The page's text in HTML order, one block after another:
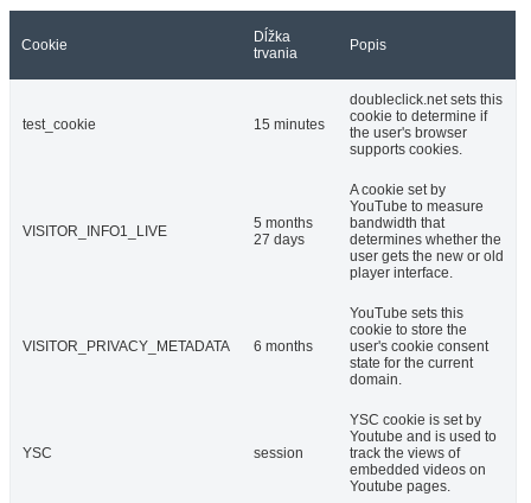
Cookie
Dĺžka
trvania
Popis
test_cookie 15 minutes
doubleclick.net sets this
cookie to determine if
the user's browser
supports cookies.
VISITOR_INFO1_LIVE
5 months
27 days
A cookie set by
YouTube to measure
bandwidth that
determines whether the
user gets the new or old
player interface.
VISITOR_PRIVACY_METADATA 6 months
YouTube sets this
cookie to store the
user's cookie consent
state for the current
domain.
YSC session
YSC cookie is set by
Youtube and is used to
track the views of
embedded videos on
Youtube pages.